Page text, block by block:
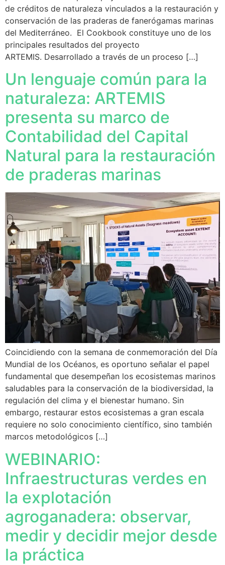
de créditos de naturaleza vinculados a la restauración y
conservación de las praderas de fanerógamas marinas
del Mediterráneo. El Cookbook constituye uno de los
principales resultados del proyecto
ARTEMIS. Desarrollado a través de un proceso […]
Un lenguaje común para la
naturaleza: ARTEMIS
presenta su marco de
Contabilidad del Capital
Natural para la restauración
de praderas marinas
Coincidiendo con la semana de conmemoración del Día
Mundial de los Océanos, es oportuno señalar el papel
fundamental que desempeñan los ecosistemas marinos
saludables para la conservación de la biodiversidad, la
regulación del clima y el bienestar humano. Sin
embargo, restaurar estos ecosistemas a gran escala
requiere no solo conocimiento científico, sino también
marcos metodológicos […]
WEBINARIO:
Infraestructuras verdes en
la explotación
agroganadera: observar,
medir y decidir mejor desde
la práctica